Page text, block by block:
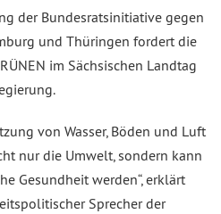
der Bundesratsinitiative gegen
und Thüringen fordert die
im Sächsischen Landtag
von Wasser, Böden und Luft
nur die Umwelt, sondern kann
Gesundheit werden“, erklärt
Sprecher der